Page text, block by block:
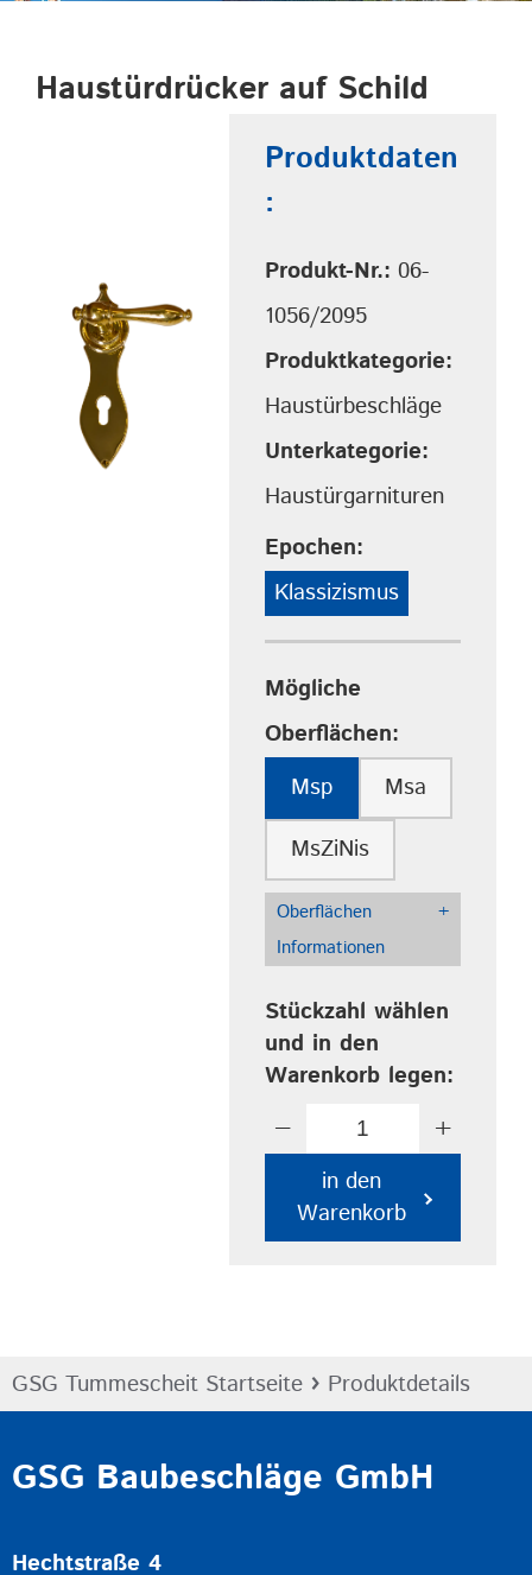
Haustürdrücker auf Schild
Produktdaten
:
Produkt-Nr.: 06-
1056/2095
Produktkategorie:
Haustürbeschläge
Unterkategorie:
Haustürgarnituren
Epochen:
Klassizismus
Mögliche
Oberflächen:
Msp
Msa
MsZiNis
Oberflächen
Informationen
+
Stückzahl wählen
und in den
Warenkorb legen:
− +
in den
Warenkorb
GSG Tummescheit Startseite › Produktdetails
GSG Baubeschläge GmbH
Hechtstraße 4